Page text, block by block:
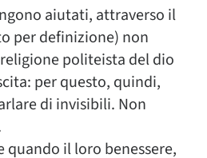
aiutati, attraverso il
per definizione) non
politeista del dio
per questo, quindi,
di invisibili. Non
quando il loro benessere,